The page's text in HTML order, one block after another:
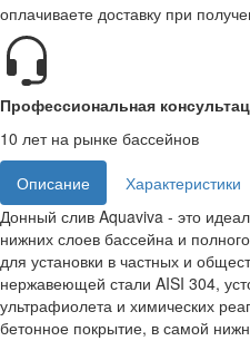
оплачиваете доставку при
Профессиональная
10 лет на рынке бассейнов
Описание
Характеристики
Донный слив Aquaviva - это
нижних слоев бассейна и
для установки в частных и
нержавеющей стали AISI 304,
ультрафиолета и химических
бетонное покрытие, в самой